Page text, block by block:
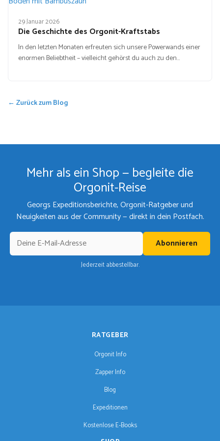
29 Januar 2026
Die Geschichte des Orgonit-Kraftstabs
In den letzten Monaten erfreuten sich unsere Powerwands einer
enormen Beliebtheit – vielleicht gehörst du auch zu den…
← Zurück zum Blog
Mehr als ein Shop — begleite die
Orgonit-Reise
Georgs Expeditionsberichte, Orgonit-Ratgeber und
Neuigkeiten aus der Community — direkt in dein Postfach.
Abonnieren
Jederzeit abbestellbar.
RATGEBER
Orgonit Info
Zapper Info
Blog
Expeditionen
Kostenlose E-Books